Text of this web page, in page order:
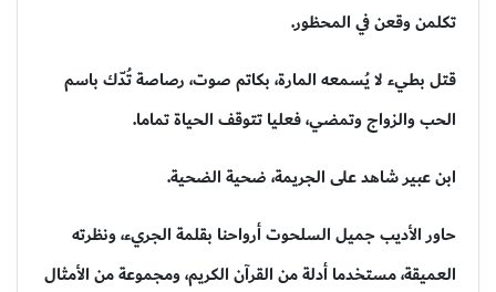
تكلمن وقعن في المحظور.
قتل بطيء لا يُسمعه المارة، بكاتم صوت، رصاصة تُدّك باسم
الحب والزواج وتمضي، فعليا تتوقف الحياة تماما.
ابن عبير شاهد على الجريمة، ضحية الضحية.
حاور الأديب جميل السلحوت أرواحنا بقلمة الجريء، ونظرته
العميقة، مستخدما أدلة من القرآن الكريم، ومجموعة من الأمثال